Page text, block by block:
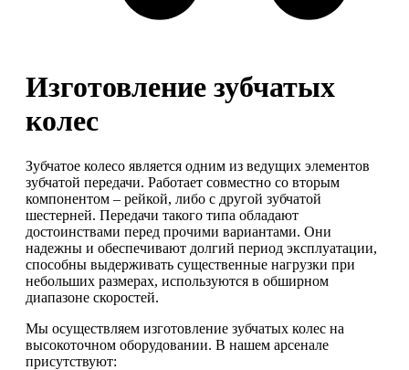
Изготовление зубчатых
колес
Зубчатое колесо является одним из ведущих элементов
зубчатой передачи. Работает совместно со вторым
компонентом – рейкой, либо с другой зубчатой
шестерней. Передачи такого типа обладают
достоинствами перед прочими вариантами. Они
надежны и обеспечивают долгий период эксплуатации,
способны выдерживать существенные нагрузки при
небольших размерах, используются в обширном
диапазоне скоростей.
Мы осуществляем изготовление зубчатых колес на
высокоточном оборудовании. В нашем арсенале
присутствуют: